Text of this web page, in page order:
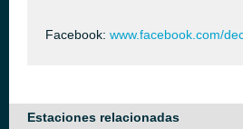
Facebook: www.facebook.com/
Estaciones relacionadas